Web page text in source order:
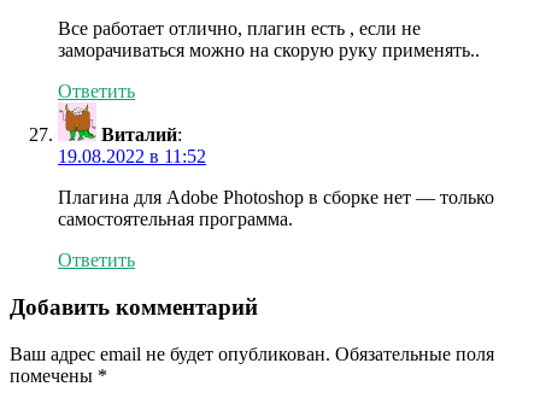
Все работает отлично, плагин есть , если не
заморачиваться можно на скорую руку применять..
Ответить
Виталий:
19.08.2022 в 11:52
Плагина для Adobe Photoshop в сборке нет — только
самостоятельная программа.
Ответить
Добавить комментарий
Ваш адрес email не будет опубликован. Обязательные поля
помечены *